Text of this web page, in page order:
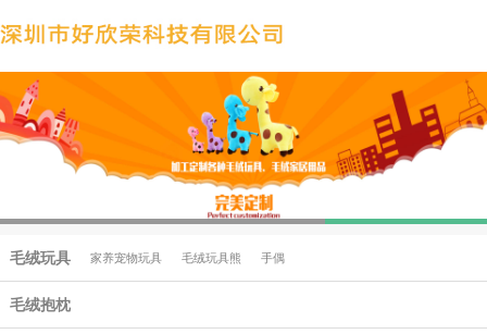
毛绒玩具 家养宠物玩具 毛绒玩具熊 手偶
毛绒抱枕